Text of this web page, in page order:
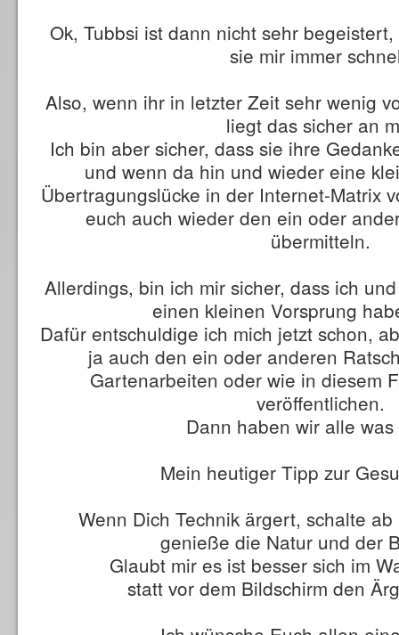
Ok, Tubbsi ist dann nicht sehr
sie mir immer
Also, wenn ihr in letzter Zeit sehr wenig
liegt das sicher an
Ich bin aber sicher, dass sie ihre
und wenn da hin und wieder eine
Übertragungslücke in der Internet-Matrix
euch auch wieder den ein oder
übermitteln.
Allerdings, bin ich mir sicher, dass ich
einen kleinen Vorsprung
Dafür entschuldige ich mich jetzt schon,
ja auch den ein oder anderen
Gartenarbeiten oder wie in diesem
veröffentlichen.
Dann haben wir alle
Mein heutiger Tipp zur
Wenn Dich Technik ärgert, schalte
genieße die Natur und der
Glaubt mir es ist besser sich im
statt vor dem Bildschirm den